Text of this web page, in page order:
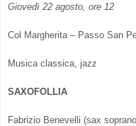
Giovedì 22 agosto, ore 12
Col Margherita – Passo San
Musica classica, jazz
SAXOFOLLIA
Fabrizio Benevelli (sax